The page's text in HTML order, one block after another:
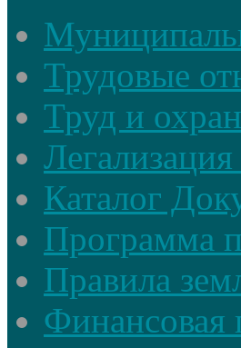
Трудовые
Труд и
Каталог
Программа
Правила
Финансовая